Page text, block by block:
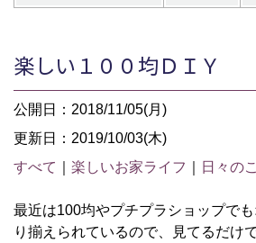
楽しい１００均ＤＩＹ
公開日：2018/11/05(月)
更新日：2019/10/03(木)
すべて
楽しいお家ライフ 日々の
最近は100均やプチプラショップで
り揃えられているので、見てるだけ